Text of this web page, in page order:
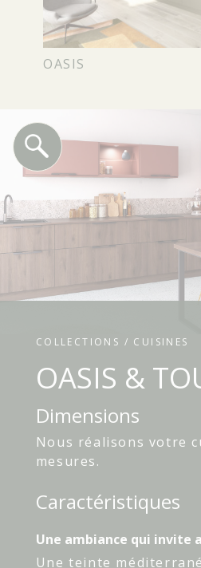
OASIS
COLLECTIONS / CUISINES
OASIS &
Dimensions
Nous réalisons votre
mesures.
Caractéristiques
Une ambiance qui invite
Une teinte